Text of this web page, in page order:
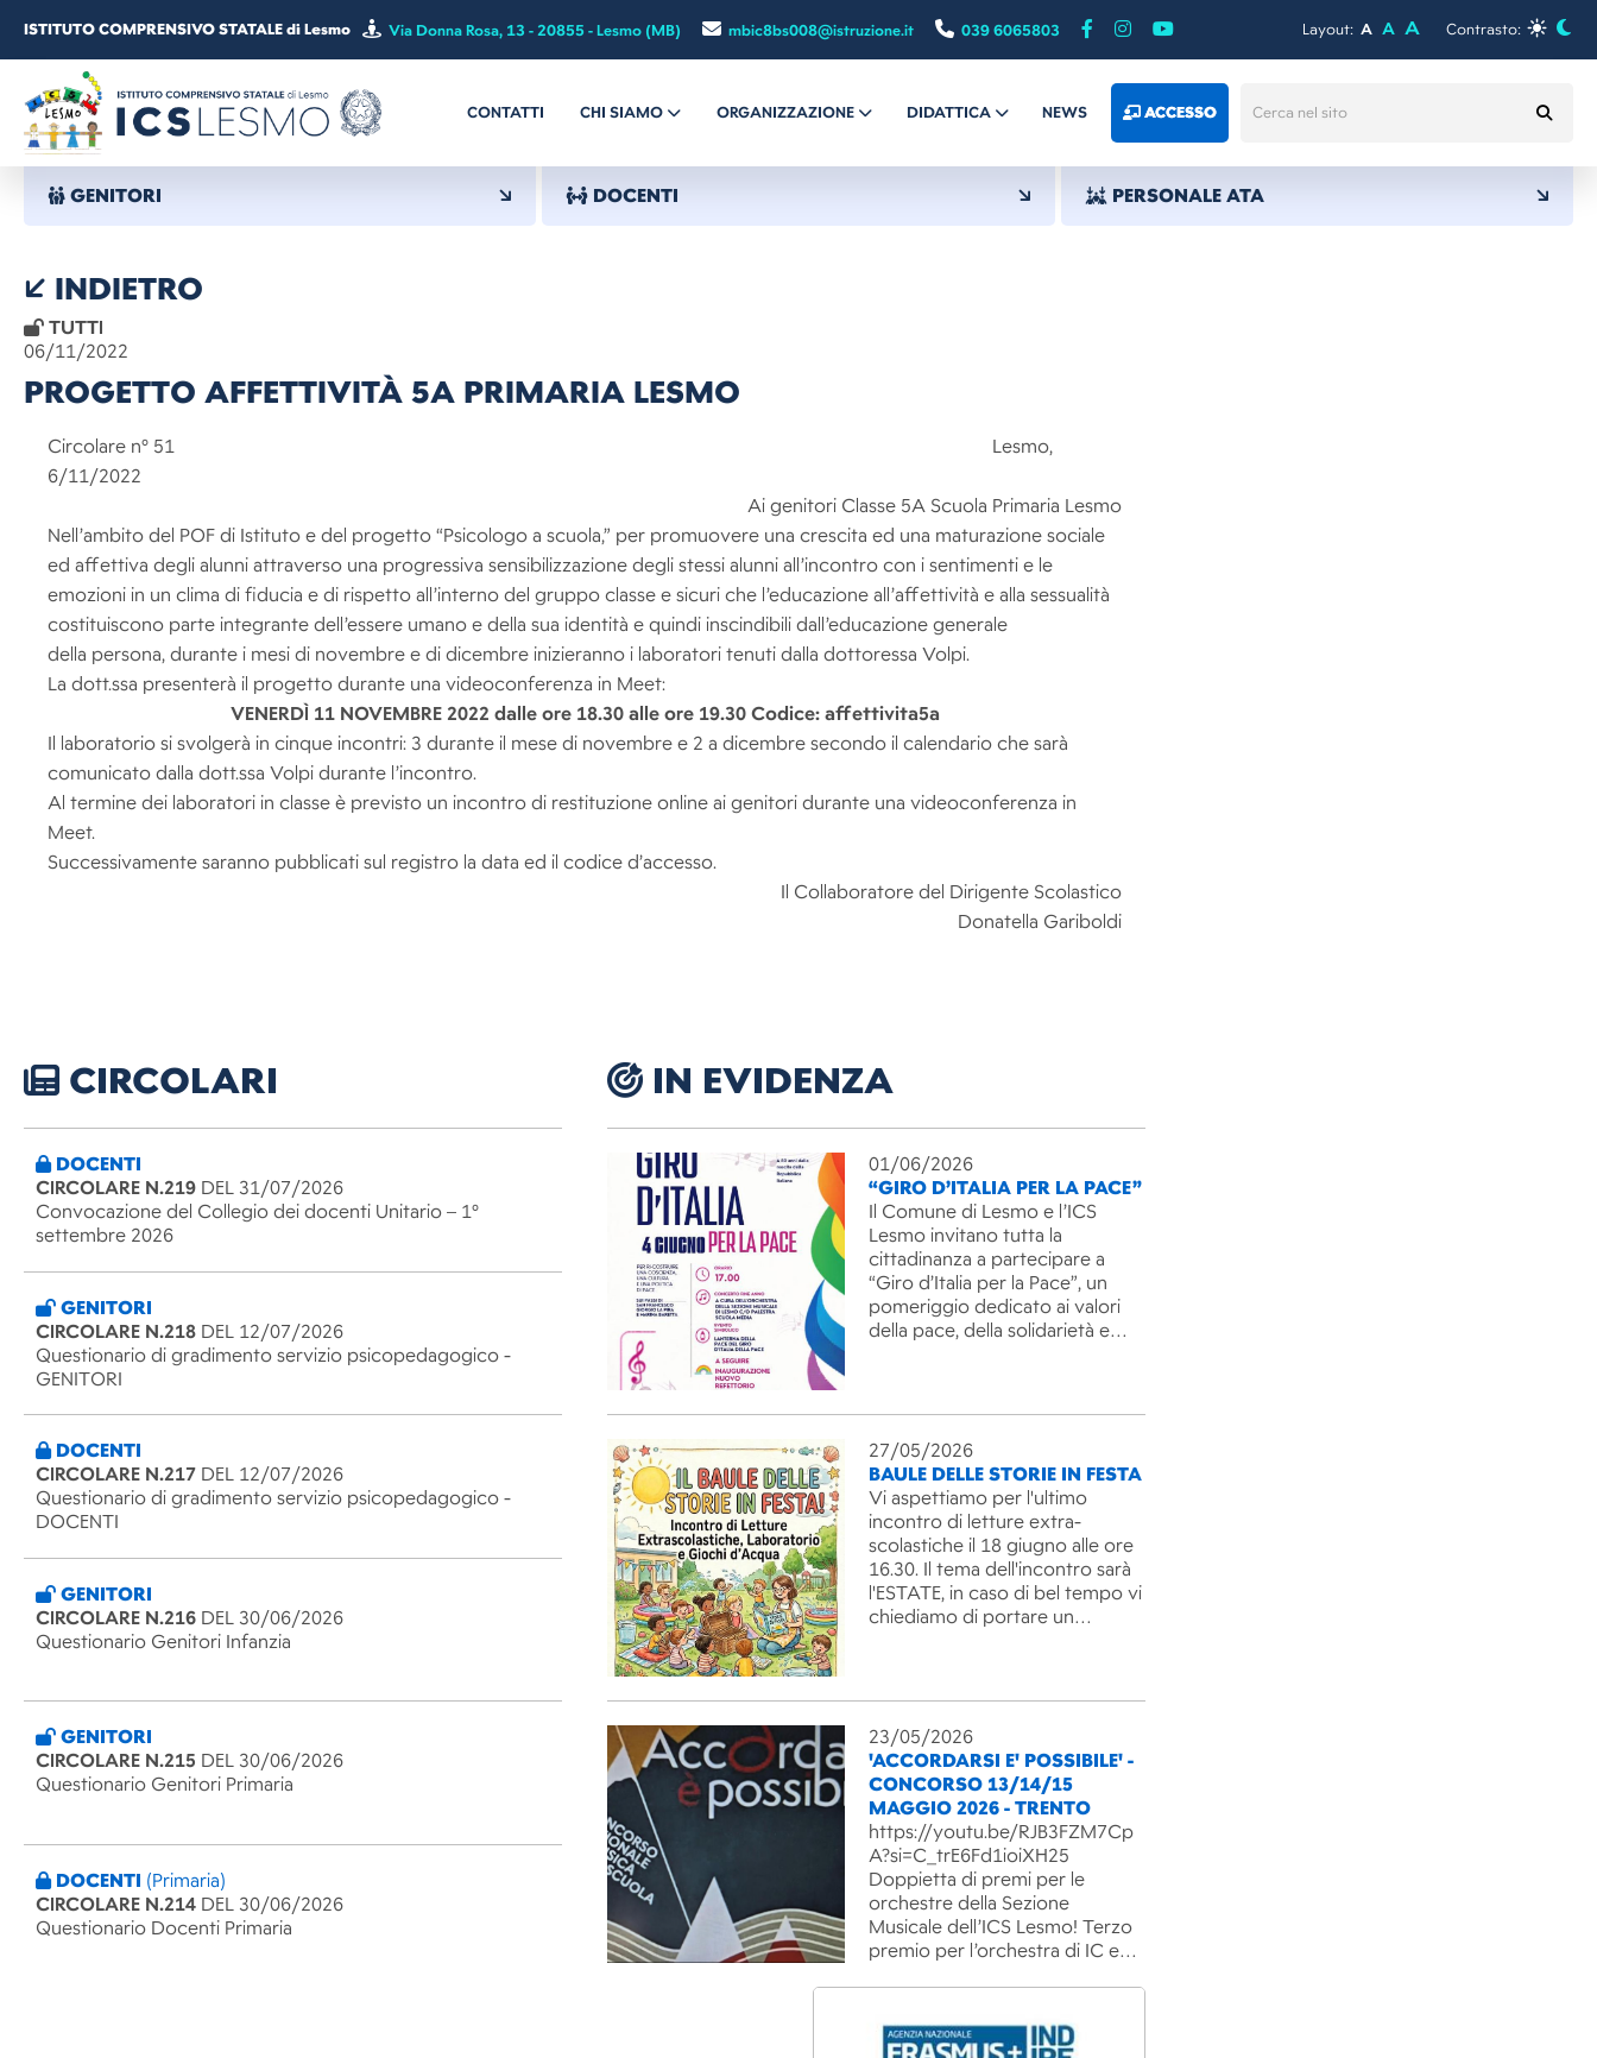
ISTITUTO COMPRENSIVO STATALE di Lesmo Via Donna Rosa, 13 - 20855 - Lesmo (MB) mbic8bs008@istruzione.it 039 6065803 Layout: A A A Contrasto:
CONTATTI CHI SIAMO ORGANIZZAZIONE DIDATTICA NEWS ACCESSO
GENITORI DOCENTI PERSONALE ATA
INDIETRO
TUTTI
06/11/2022
PROGETTO AFFETTIVITÀ 5A PRIMARIA LESMO
Circolare n° 51 Lesmo,
6/11/2022
Ai genitori Classe 5A Scuola Primaria Lesmo
Nell’ambito del POF di Istituto e del progetto “Psicologo a scuola,” per promuovere una crescita ed una maturazione sociale
ed affettiva degli alunni attraverso una progressiva sensibilizzazione degli stessi alunni all’incontro con i sentimenti e le
emozioni in un clima di fiducia e di rispetto all’interno del gruppo classe e sicuri che l’educazione all’affettività e alla sessualità
costituiscono parte integrante dell’essere umano e della sua identità e quindi inscindibili dall’educazione generale
della persona, durante i mesi di novembre e di dicembre inizieranno i laboratori tenuti dalla dottoressa Volpi.
La dott.ssa presenterà il progetto durante una videoconferenza in Meet:
VENERDÌ 11 NOVEMBRE 2022 dalle ore 18.30 alle ore 19.30 Codice: affettivita5a
Il laboratorio si svolgerà in cinque incontri: 3 durante il mese di novembre e 2 a dicembre secondo il calendario che sarà
comunicato dalla dott.ssa Volpi durante l’incontro.
Al termine dei laboratori in classe è previsto un incontro di restituzione online ai genitori durante una videoconferenza in
Meet.
Successivamente saranno pubblicati sul registro la data ed il codice d’accesso.
Il Collaboratore del Dirigente Scolastico
Donatella Gariboldi
CIRCOLARI
DOCENTI
CIRCOLARE N.219 DEL 31/07/2026
Convocazione del Collegio dei docenti Unitario – 1°
settembre 2026
GENITORI
CIRCOLARE N.218 DEL 12/07/2026
Questionario di gradimento servizio psicopedagogico -
GENITORI
DOCENTI
CIRCOLARE N.217 DEL 12/07/2026
Questionario di gradimento servizio psicopedagogico -
DOCENTI
GENITORI
CIRCOLARE N.216 DEL 30/06/2026
Questionario Genitori Infanzia
GENITORI
CIRCOLARE N.215 DEL 30/06/2026
Questionario Genitori Primaria
DOCENTI (Primaria)
CIRCOLARE N.214 DEL 30/06/2026
Questionario Docenti Primaria
IN EVIDENZA
01/06/2026
“GIRO D’ITALIA PER LA PACE”
Il Comune di Lesmo e l’ICS
Lesmo invitano tutta la
cittadinanza a partecipare a
“Giro d’Italia per la Pace”, un
pomeriggio dedicato ai valori
della pace, della solidarietà e…
27/05/2026
BAULE DELLE STORIE IN FESTA
Vi aspettiamo per l'ultimo
incontro di letture extra-
scolastiche il 18 giugno alle ore
16.30. Il tema dell'incontro sarà
l'ESTATE, in caso di bel tempo vi
chiediamo di portare un…
23/05/2026
'ACCORDARSI E' POSSIBILE' -
CONCORSO 13/14/15
MAGGIO 2026 - TRENTO
https://youtu.be/RJB3FZM7Cp
A?si=C_trE6Fd1ioiXH25
Doppietta di premi per le
orchestre della Sezione
Musicale dell’ICS Lesmo! Terzo
premio per l’orchestra di IC e…